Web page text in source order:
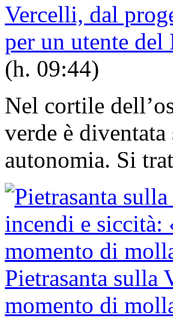
Vercelli, dal
per un utente
(h. 09:44)
Nel cortile
verde è
autonomia. Si
Pietrasanta sulla
momento di